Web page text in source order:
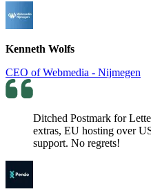
Kenneth Wolfs
CEO of Webmedia - Nijmegen
Ditched Postmark for
extras, EU hosting over
support. No regrets!